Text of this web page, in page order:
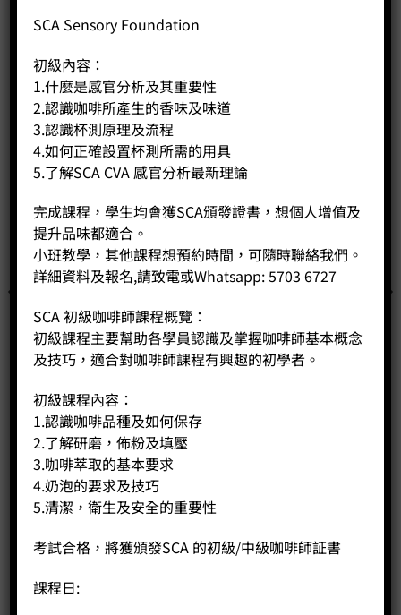
SCA Sensory 感官課程 中級
Price:
-
BUY NOW
SCA Sensory Foundation
初級內容：
1.什麼是感官分析及其重要性
2.認識咖啡所產生的香味及味道
3.認識杯測原理及流程
4.如何正確設置杯測所需的用具
5.了解SCA CVA 感官分析最新理論
完成課程，學生均會獲SCA頒發證書，想個人增值及
提升品味都適合。
小班教學，其他課程想預約時間，可隨時聯絡我們。
詳細資料及報名,請致電或Whatsapp: 5703 6727
SCA 初級咖啡師課程概覽：
初級課程主要幫助各學員認識及掌握咖啡師基本概念
及技巧，適合對咖啡師課程有興趣的初學者。
初級課程內容：
1.認識咖啡品種及如何保存
2.了解研磨，佈粉及填壓
3.咖啡萃取的基本要求
4.奶泡的要求及技巧
5.清潔，衛生及安全的重要性
考試合格，將獲頒發SCA 的初級/中級咖啡師証書
課程日: